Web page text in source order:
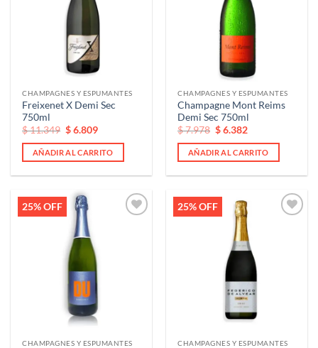
CHAMPAGNES Y ESPUMANTES
Freixenet X Demi Sec
750ml
El
precio
original
era:
$11.349 El
actual
es:
$6.809
AÑADIR AL CARRITO
CHAMPAGNES Y ESPUMANTES
Champagne Mont Reims
Demi Sec 750ml
El
precio
original
era:
$7.978 El
actual
es:
$6.382
AÑADIR AL CARRITO
25% OFF
CHAMPAGNES Y ESPUMANTES
25% OFF
CHAMPAGNES Y ESPUMANTES